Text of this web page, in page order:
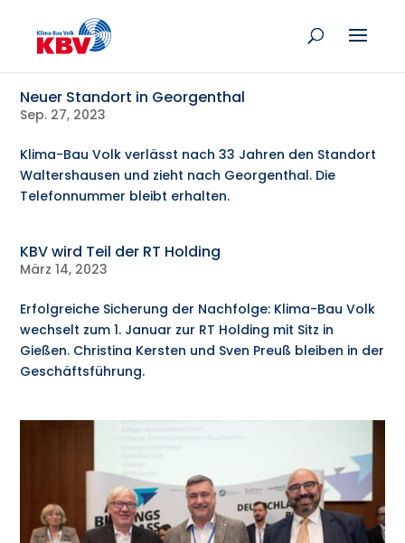
Neuer Standort in Georgenthal
Sep. 27, 2023
Klima-Bau Volk verlässt nach 33 Jahren den Standort
Waltershausen und zieht nach Georgenthal. Die
Telefonnummer bleibt erhalten.
KBV wird Teil der RT Holding
März 14, 2023
Erfolgreiche Sicherung der Nachfolge: Klima-Bau Volk
wechselt zum 1. Januar zur RT Holding mit Sitz in
Gießen. Christina Kersten und Sven Preuß bleiben in der
Geschäftsführung.